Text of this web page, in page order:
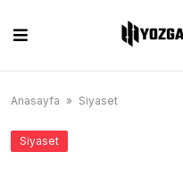
content
Anasayfa » Siyaset
Siyaset